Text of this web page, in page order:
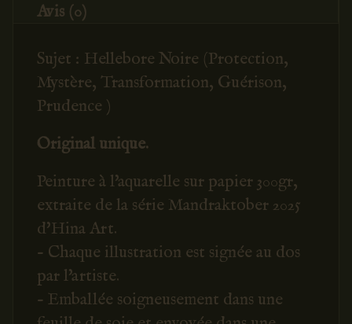
Avis (0)
Sujet : Hellebore Noire (Protection,
Mystère, Transformation, Guérison,
Prudence )
Original unique.
Peinture à l'aquarelle sur papier 300gr,
extraite de la série Mandraktober 2025
d'Hina Art.
- Chaque illustration est signée au dos
par l'artiste.
- Emballée soigneusement dans une
feuille de soie et envoyée dans une